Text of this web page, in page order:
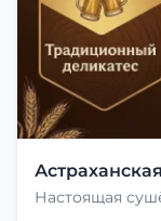
Настоящая